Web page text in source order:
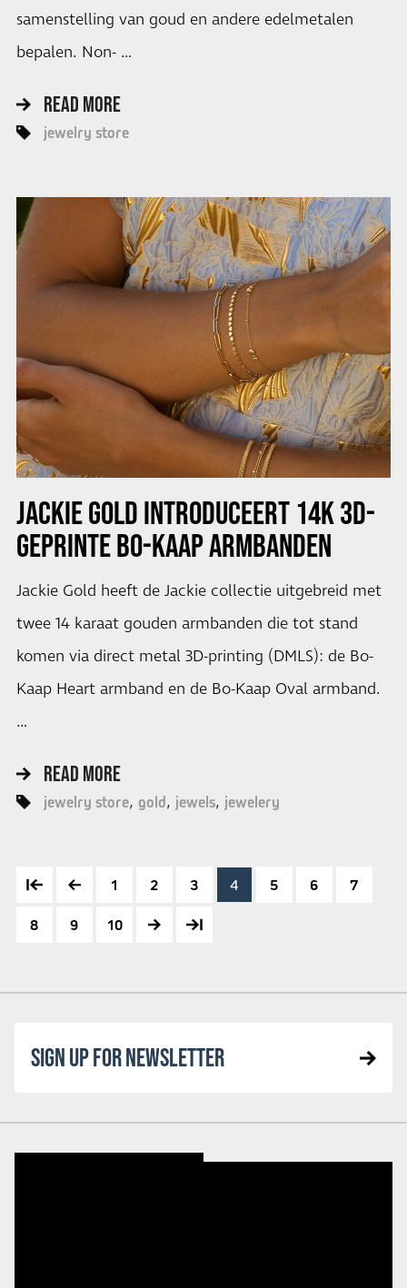
samenstelling van goud en andere edelmetalen
bepalen. Non- …
READ MORE
jewelry store
JACKIE GOLD INTRODUCEERT 14K 3D-
GEPRINTE BO-KAAP ARMBANDEN
Jackie Gold heeft de Jackie collectie uitgebreid met
twee 14 karaat gouden armbanden die tot stand
komen via direct metal 3D-printing (DMLS): de Bo-
Kaap Heart armband en de Bo-Kaap Oval armband.
…
READ MORE
jewelry store gold jewels jewelery
1 2 3 4 5 6 7
8 9 10
SIGN UP FOR NEWSLETTER